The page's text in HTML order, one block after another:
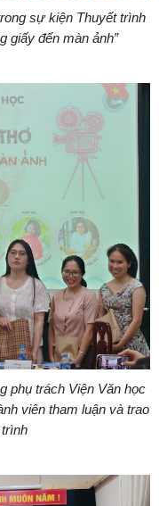
sự kiện Thuyết trình
giấy đến màn ảnh”
phụ trách Viện Văn học
viên tham luận và trao